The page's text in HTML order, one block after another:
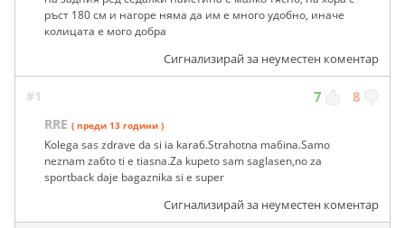
ръст 180 см и нагоре няма да им е много удобно, иначе
колицата е мого добра
Сигнализирай за неуместен коментар
#1 7 8
RRE ( преди 13 години )
Kolega sas zdrave da si ia kara6.Strahotna ma6ina.Samo
neznam za6to ti e tiasna.Za kupeto sam saglasen,no za
sportback daje bagaznika si e super
Сигнализирай за неуместен коментар